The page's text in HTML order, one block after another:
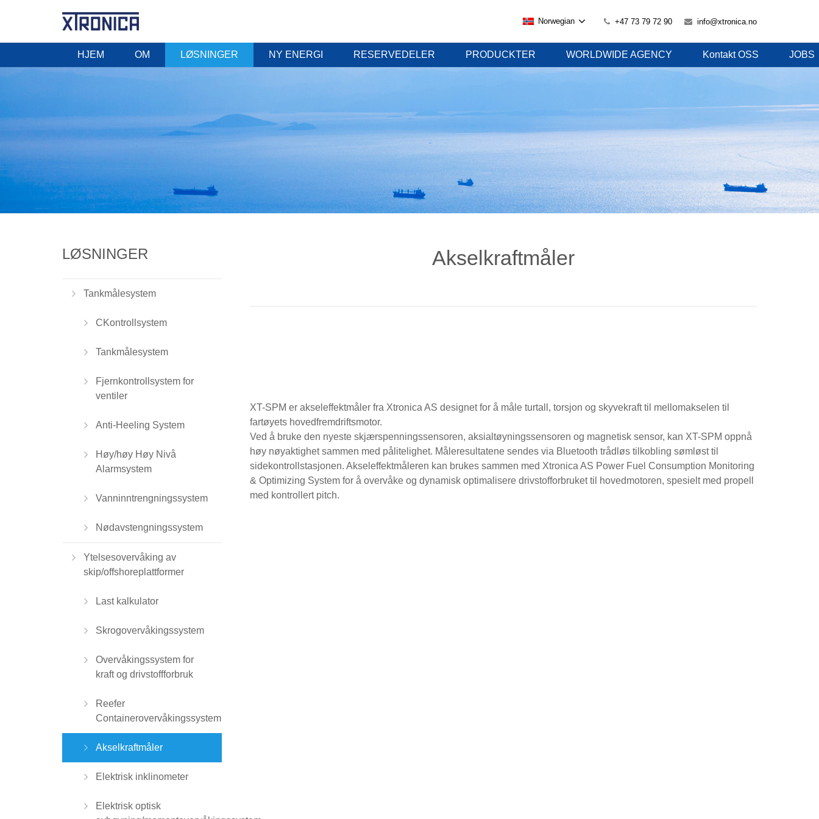
Norwegian +47 73 79 72 90 info@xtronica.no
HJEM OM LØSNINGER NY ENERGI RESERVEDELER PRODUCKTER WORLDWIDE AGENCY Kontakt OSS JOBS
Akselkraftmåler
XT-SPM er akseleffektmåler fra Xtronica AS designet for å måle turtall, torsjon og skyvekraft til mellomakselen til
fartøyets hovedfremdriftsmotor.
Ved å bruke den nyeste skjærspenningssensoren, aksialtøyningssensoren og magnetisk sensor, kan XT-SPM oppnå
høy nøyaktighet sammen med pålitelighet. Måleresultatene sendes via Bluetooth trådløs tilkobling sømløst til
sidekontrollstasjonen. Akseleffektmåleren kan brukes sammen med Xtronica AS Power Fuel Consumption Monitoring
& Optimizing System for å overvåke og dynamisk optimalisere drivstofforbruket til hovedmotoren, spesielt med propell
med kontrollert pitch.
LØSNINGER
Tankmålesystem
CKontrollsystem
Tankmålesystem
Fjernkontrollsystem for
ventiler
Anti-Heeling System
Høy/høy Høy Nivå
Alarmsystem
Vanninntrengningssystem
Nødavstengningssystem
Ytelsesovervåking av
skip/offshoreplattformer
Last kalkulator
Skrogovervåkingssystem
Overvåkingssystem for
kraft og drivstoffforbruk
Reefer
Containerovervåkingssystem
Akselkraftmåler
Elektrisk inklinometer
Elektrisk optisk